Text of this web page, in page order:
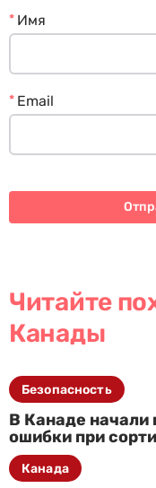
Имя
*
Email
*
Читайте
Канады
В Канаде начали
ошибки при
Безопасность
Канада